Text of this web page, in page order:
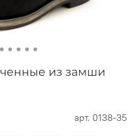
арт. 0138-35
из замши